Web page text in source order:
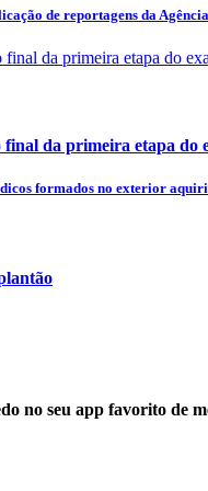
de reportagens da
da primeira etapa do
formados no exterior
no seu app favorito de